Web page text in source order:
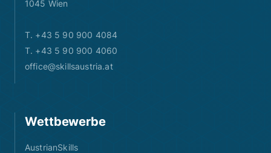
1045 Wien
T. +43 5 90 900 4084
T. +43 5 90 900 4060
office@skillsaustria.at
Wettbewerbe
AustrianSkills